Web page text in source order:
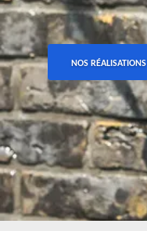
NOS RÉALISATIONS